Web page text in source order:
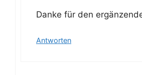
Danke für den
Antworten